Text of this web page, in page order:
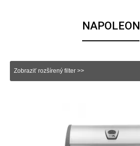
NAPOLEON
Zobraziť rozšírený filter >>